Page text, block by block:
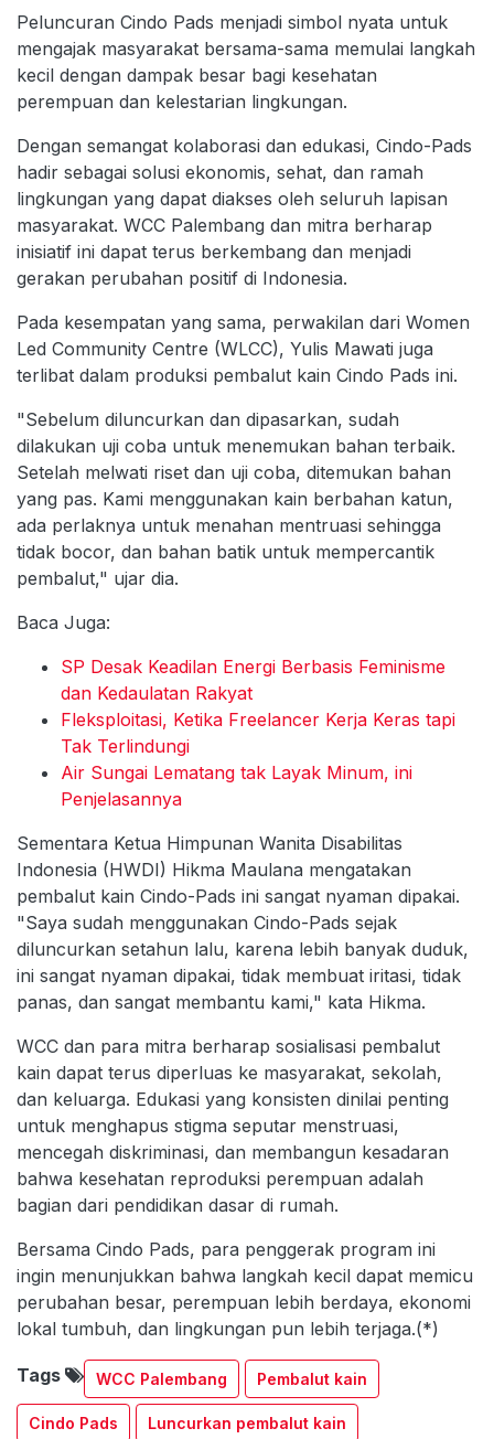
Peluncuran Cindo Pads menjadi simbol nyata untuk
mengajak masyarakat bersama-sama memulai langkah
kecil dengan dampak besar bagi kesehatan
perempuan dan kelestarian lingkungan.
Dengan semangat kolaborasi dan edukasi, Cindo-Pads
hadir sebagai solusi ekonomis, sehat, dan ramah
lingkungan yang dapat diakses oleh seluruh lapisan
masyarakat. WCC Palembang dan mitra berharap
inisiatif ini dapat terus berkembang dan menjadi
gerakan perubahan positif di Indonesia.
Pada kesempatan yang sama, perwakilan dari Women
Led Community Centre (WLCC), Yulis Mawati juga
terlibat dalam produksi pembalut kain Cindo Pads ini.
"Sebelum diluncurkan dan dipasarkan, sudah
dilakukan uji coba untuk menemukan bahan terbaik.
Setelah melwati riset dan uji coba, ditemukan bahan
yang pas. Kami menggunakan kain berbahan katun,
ada perlaknya untuk menahan mentruasi sehingga
tidak bocor, dan bahan batik untuk mempercantik
pembalut," ujar dia.
Baca Juga:
SP Desak Keadilan Energi Berbasis Feminisme
dan Kedaulatan Rakyat
Fleksploitasi, Ketika Freelancer Kerja Keras tapi
Tak Terlindungi
Air Sungai Lematang tak Layak Minum, ini
Penjelasannya
Sementara Ketua Himpunan Wanita Disabilitas
Indonesia (HWDI) Hikma Maulana mengatakan
pembalut kain Cindo-Pads ini sangat nyaman dipakai.
"Saya sudah menggunakan Cindo-Pads sejak
diluncurkan setahun lalu, karena lebih banyak duduk,
ini sangat nyaman dipakai, tidak membuat iritasi, tidak
panas, dan sangat membantu kami," kata Hikma.
WCC dan para mitra berharap sosialisasi pembalut
kain dapat terus diperluas ke masyarakat, sekolah,
dan keluarga. Edukasi yang konsisten dinilai penting
untuk menghapus stigma seputar menstruasi,
mencegah diskriminasi, dan membangun kesadaran
bahwa kesehatan reproduksi perempuan adalah
bagian dari pendidikan dasar di rumah.
Bersama Cindo Pads, para penggerak program ini
ingin menunjukkan bahwa langkah kecil dapat memicu
perubahan besar, perempuan lebih berdaya, ekonomi
lokal tumbuh, dan lingkungan pun lebih terjaga.(*)
Tags WCC Palembang Pembalut kain
Cindo Pads Luncurkan pembalut kain